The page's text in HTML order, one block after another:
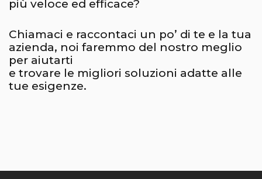
più veloce ed efficace?
Chiamaci e raccontaci un po’ di te e la tua
azienda, noi faremmo del nostro meglio
per aiutarti
e trovare le migliori soluzioni adatte alle
tue esigenze.